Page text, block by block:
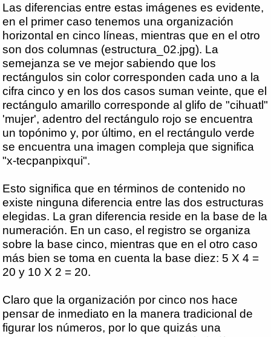
Las diferencias entre estas imágenes es evidente,
en el primer caso tenemos una organización
horizontal en cinco líneas, mientras que en el otro
son dos columnas (estructura_02.jpg). La
semejanza se ve mejor sabiendo que los
rectángulos sin color corresponden cada uno a la
cifra cinco y en los dos casos suman veinte, que el
rectángulo amarillo corresponde al glifo de "cihuatl"
'mujer', adentro del rectángulo rojo se encuentra
un topónimo y, por último, en el rectángulo verde
se encuentra una imagen compleja que significa
"x-tecpanpixqui".
Esto significa que en términos de contenido no
existe ninguna diferencia entre las dos estructuras
elegidas. La gran diferencia reside en la base de la
numeración. En un caso, el registro se organiza
sobre la base cinco, mientras que en el otro caso
más bien se toma en cuenta la base diez: 5 X 4 =
20 y 10 X 2 = 20.
Claro que la organización por cinco nos hace
pensar de inmediato en la manera tradicional de
figurar los números, por lo que quizás una